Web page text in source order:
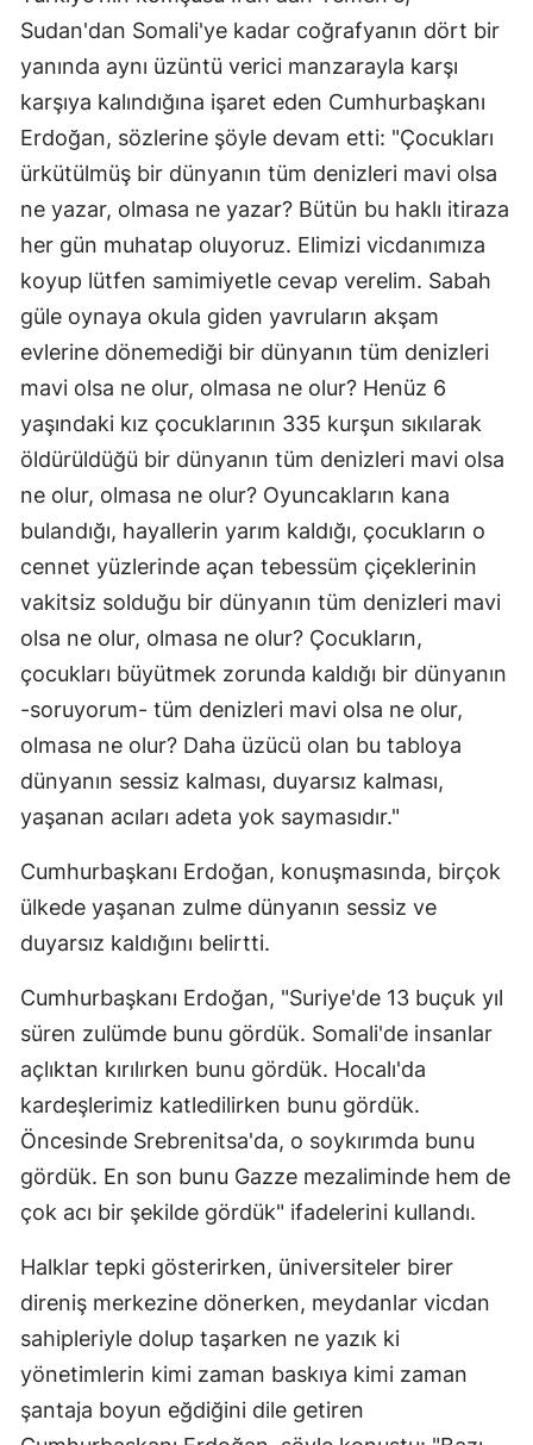
Sudan'dan Somali'ye kadar coğrafyanın dört bir
yanında aynı üzüntü verici manzarayla karşı
karşıya kalındığına işaret eden Cumhurbaşkanı
Erdoğan, sözlerine şöyle devam etti: "Çocukları
ürkütülmüş bir dünyanın tüm denizleri mavi olsa
ne yazar, olmasa ne yazar? Bütün bu haklı itiraza
her gün muhatap oluyoruz. Elimizi vicdanımıza
koyup lütfen samimiyetle cevap verelim. Sabah
güle oynaya okula giden yavruların akşam
evlerine dönemediği bir dünyanın tüm denizleri
mavi olsa ne olur, olmasa ne olur? Henüz 6
yaşındaki kız çocuklarının 335 kurşun sıkılarak
öldürüldüğü bir dünyanın tüm denizleri mavi olsa
ne olur, olmasa ne olur? Oyuncakların kana
bulandığı, hayallerin yarım kaldığı, çocukların o
cennet yüzlerinde açan tebessüm çiçeklerinin
vakitsiz solduğu bir dünyanın tüm denizleri mavi
olsa ne olur, olmasa ne olur? Çocukların,
çocukları büyütmek zorunda kaldığı bir dünyanın
-soruyorum- tüm denizleri mavi olsa ne olur,
olmasa ne olur? Daha üzücü olan bu tabloya
dünyanın sessiz kalması, duyarsız kalması,
yaşanan acıları adeta yok saymasıdır."
Cumhurbaşkanı Erdoğan, konuşmasında, birçok
ülkede yaşanan zulme dünyanın sessiz ve
duyarsız kaldığını belirtti.
Cumhurbaşkanı Erdoğan, "Suriye'de 13 buçuk yıl
süren zulümde bunu gördük. Somali'de insanlar
açlıktan kırılırken bunu gördük. Hocalı'da
kardeşlerimiz katledilirken bunu gördük.
Öncesinde Srebrenitsa'da, o soykırımda bunu
gördük. En son bunu Gazze mezaliminde hem de
çok acı bir şekilde gördük" ifadelerini kullandı.
Halklar tepki gösterirken, üniversiteler birer
direniş merkezine dönerken, meydanlar vicdan
sahipleriyle dolup taşarken ne yazık ki
yönetimlerin kimi zaman baskıya kimi zaman
şantaja boyun eğdiğini dile getiren